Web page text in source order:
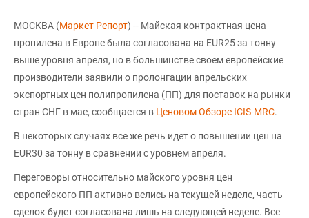
МОСКВА (Маркет Репорт) -- Майская контрактная цена
пропилена в Европе была согласована на EUR25 за тонну
выше уровня апреля, но в большинстве своем европейские
производители заявили о пролонгации апрельских
экспортных цен полипропилена (ПП) для поставок на рынки
стран СНГ в мае, сообщается в Ценовом Обзоре ICIS-MRC.
В некоторых случаях все же речь идет о повышении цен на
EUR30 за тонну в сравнении с уровнем апреля.
Переговоры относительно майского уровня цен
европейского ПП активно велись на текущей неделе, часть
сделок будет согласована лишь на следующей неделе. Все